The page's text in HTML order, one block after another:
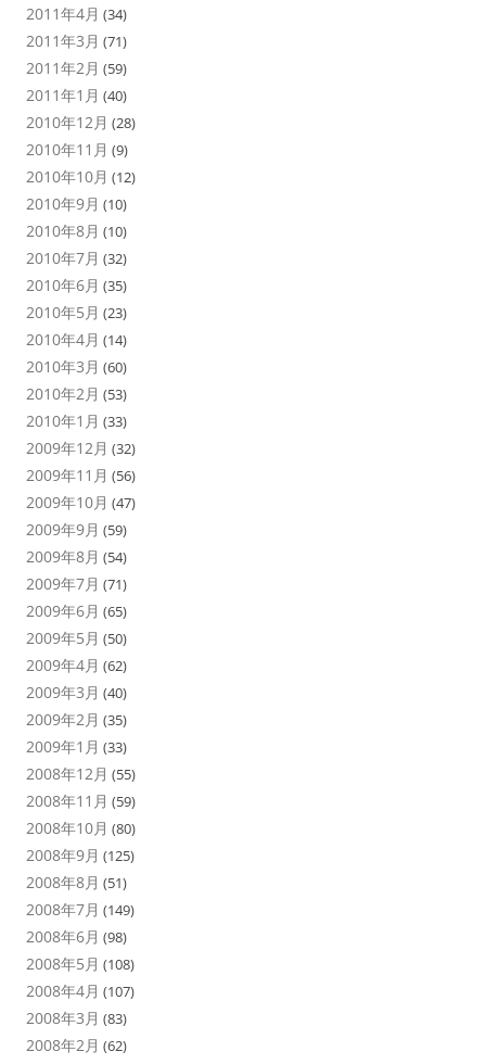
2011年4月 (34)
2011年3月 (71)
2011年2月 (59)
2011年1月 (40)
2010年12月 (28)
2010年11月 (9)
2010年10月 (12)
2010年9月 (10)
2010年8月 (10)
2010年7月 (32)
2010年6月 (35)
2010年5月 (23)
2010年4月 (14)
2010年3月 (60)
2010年2月 (53)
2010年1月 (33)
2009年12月 (32)
2009年11月 (56)
2009年10月 (47)
2009年9月 (59)
2009年8月 (54)
2009年7月 (71)
2009年6月 (65)
2009年5月 (50)
2009年4月 (62)
2009年3月 (40)
2009年2月 (35)
2009年1月 (33)
2008年12月 (55)
2008年11月 (59)
2008年10月 (80)
2008年9月 (125)
2008年8月 (51)
2008年7月 (149)
2008年6月 (98)
2008年5月 (108)
2008年4月 (107)
2008年3月 (83)
2008年2月 (62)